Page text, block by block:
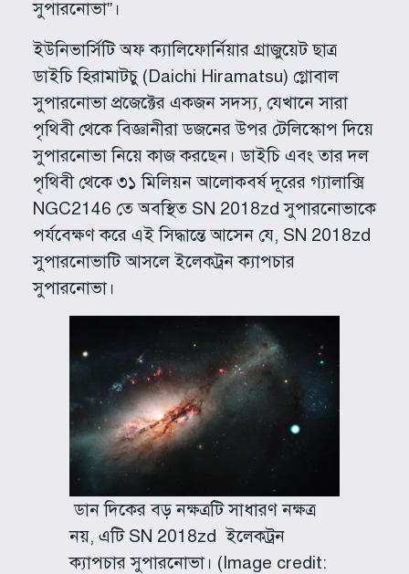
সুপারনোভা”।
ইউনিভার্সিটি অফ ক্যালিফোর্নিয়ার গ্রাজুয়েট ছাত্র
ডাইচি হিরামাটচু (Daichi Hiramatsu) গ্লোবাল
সুপারনোভা প্রজেক্টের একজন সদস্য, যেখানে সারা
পৃথিবী থেকে বিজ্ঞানীরা ডজনের উপর টেলিস্কোপ দিয়ে
সুপারনোভা নিয়ে কাজ করছেন। ডাইচি এবং তার দল
পৃথিবী থেকে ৩১ মিলিয়ন আলোকবর্ষ দূরের গ্যালাক্সি
NGC2146 তে অবস্থিত SN 2018zd সুপারনোভাকে
পর্যবেক্ষণ করে এই সিদ্ধান্তে আসেন যে, SN 2018zd
সুপারনোভাটি আসলে ইলেকট্রন ক্যাপচার
সুপারনোভা।
ডান দিকের বড় নক্ষত্রটি সাধারণ নক্ষত্র
নয়, এটি SN 2018zd ইলেকট্রন
ক্যাপচার সুপারনোভা। (Image credit: